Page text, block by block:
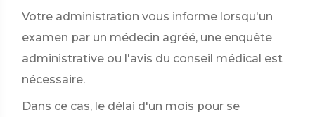
Votre administration vous informe lorsqu'un
examen par un médecin agréé, une enquête
administrative ou l'avis du conseil médical est
nécessaire.
Dans ce cas, le délai d'un mois pour se